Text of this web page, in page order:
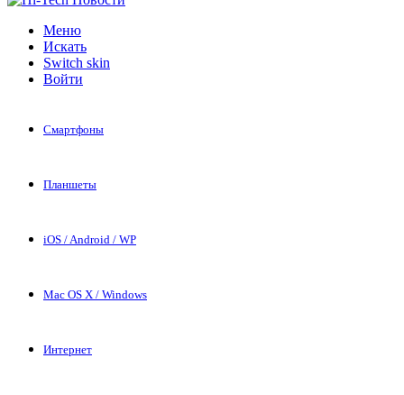
Меню
Искать
Switch skin
Войти
Смартфоны
Планшеты
iOS / Android / WP
Mac OS X / Windows
Интернет